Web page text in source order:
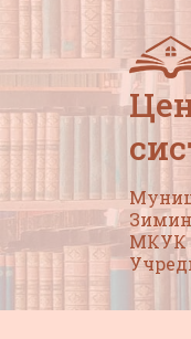
МКУК